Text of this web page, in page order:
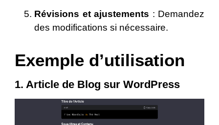
Révisions et ajustements : Demandez
des modifications si nécessaire.
Exemple d’utilisation
1. Article de Blog sur WordPress